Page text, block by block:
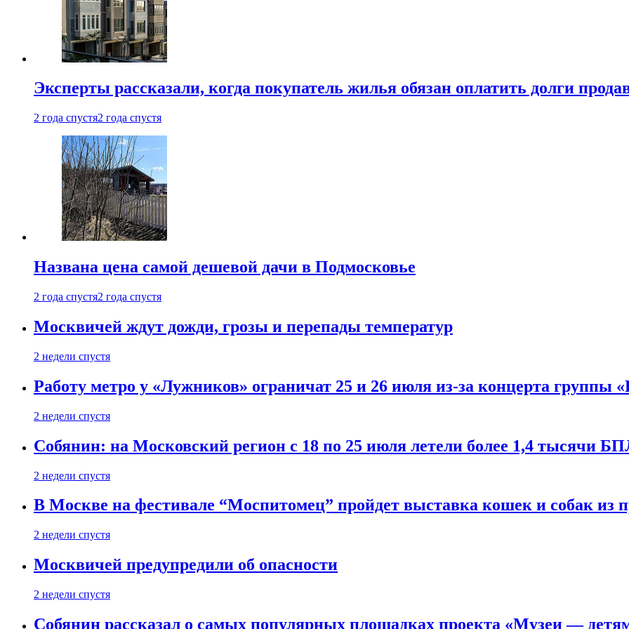
Эксперты рассказали, когда покупатель жилья обязан оплатить долги
2 года спустя2 года спустя
Названа цена самой дешевой дачи в Подмосковье
2 года спустя2 года спустя
Москвичей ждут дожди, грозы и перепады температур
2 недели спустя
Работу метро у «Лужников» ограничат 25 и 26 июля из-за концерта группы
2 недели спустя
Собянин: на Московский регион с 18 по 25 июля летели более 1,4 тысячи
2 недели спустя
В Москве на фестивале “Моспитомец” пройдет выставка кошек и собак из
2 недели спустя
Москвичей предупредили об опасности
2 недели спустя
Собянин рассказал о самых популярных площадках проекта «Музеи —